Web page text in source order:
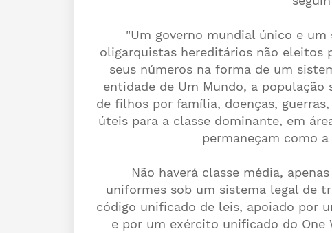
"Um governo mundial único e
oligarquistas hereditários não eleitos
seus números na forma de um
entidade de Um Mundo, a
de filhos por família, doenças,
úteis para a classe dominante, em
permaneçam como
Não haverá classe média, apenas
uniformes sob um sistema legal de
código unificado de leis, apoiado por
e por um exército unificado do